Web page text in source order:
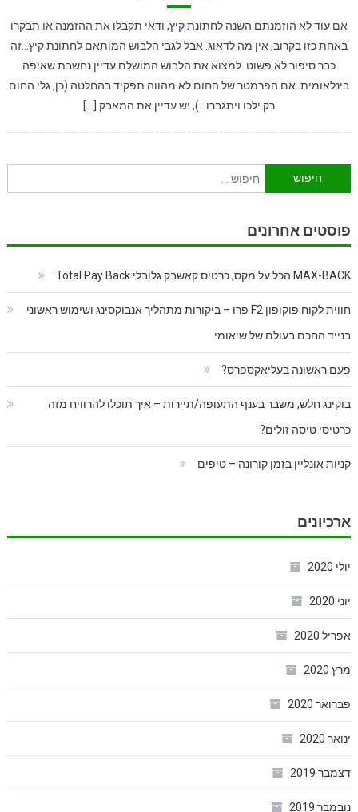
אם עוד לא הוזמנתם השנה לחתונת קיץ, ודאי תקבלו את ההזמנה או תבקרו
באחת כזו בקרוב, אין מה לדאוג. אבל לגבי הלבוש המותאם לחתונת קיץ…זה
כבר סיפור לא פשוט. למצוא את הלבוש המושלם עדיין נחשבת שאיפה
בינלאומית. אם הפרמטר של החום לא מהווה תפקיד בהחלטה (כן, גלי החום
רק ילכו ויתגברו…), יש עדיין את המאבק […]
חיפוש:
פוסטים אחרונים
MAX-BACK הכל על מקס, כרטיס קאשבק גלובלי Total Pay Back
חווית לקוח פוקופון F2 פרו – ביקורות מתהליך אנבוקסינג ושימוש ראשוני
בנייד החכם בעולם של שיאומי
פעם ראשונה בעליאקספרס?
בוקינג חלש, משבר בענף התעופה/תיירות – איך תוכלו להרוויח מזה
כרטיסי טיסה זולים?
קניות אונליין בזמן קורונה – טיפים
ארכיונים
יולי 2020
יוני 2020
אפריל 2020
מרץ 2020
פברואר 2020
ינואר 2020
דצמבר 2019
נובמבר 2019